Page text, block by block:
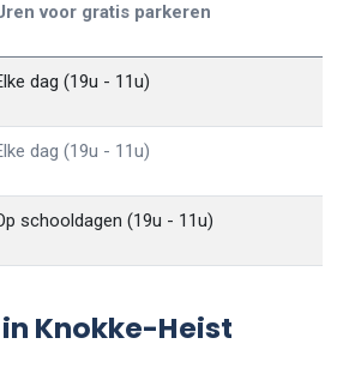
voor gratis parkeren
dag (19u - 11u)
dag (19u - 11u)
schooldagen (19u - 11u)
Knokke-Heist